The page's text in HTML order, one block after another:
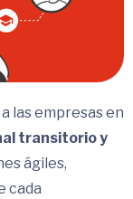
las empresas en
transitorio y
ágiles,
cada